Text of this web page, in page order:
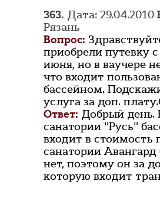
363. Дата: 29.04.2010
Рязань
Вопрос:
приобрели путевку
июня, но в ваучере
что входит
бассейном.
услуга за доп.
Ответ: Добрый день.
санатории "Русь"
входит в стоимость
санатории Авангард
нет, поэтому он за
которую входит